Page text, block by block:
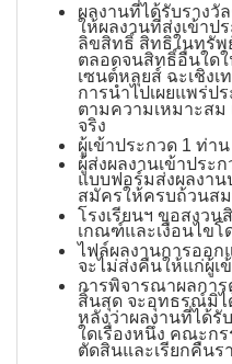
ผลงานที่ได้รับรางวั
ให้ผลงานที่ส่งเข้าป
ลิขสิทธิ์ สิทธิในทรั
ตลอดจนสิทธิ์อื่นใดใ
เซนต์หลุยส์ ฉะเชิง
การนำไปเผยแพร่
ตามความเหมาะสม
จริง
ผู้เข้าประกวด 1 ท่า
ผู้ส่งผลงานเข้าประ
แบบฟอร์มส่งผลงา
สมัครให้ครบถ้วนส
โรงเรียนฯ ขอสงว
เกณฑ์และเงื่อนไขโ
ไฟล์ผลงานการออก
จะไม่ส่งคืนให้แก่ผู้
การพิจารณาผลกา
สิ้นสุด จะอุทธรณ์มิไ
หลังว่าผลงานที่ได้รั
ใดเรื่องหนึ่ง คณะก
ตัดสินและเรียกคืน